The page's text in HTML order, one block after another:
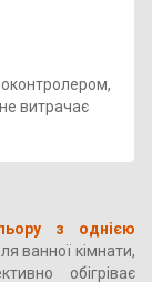
витрачає
з однією
ванної кімнати,
обігріває